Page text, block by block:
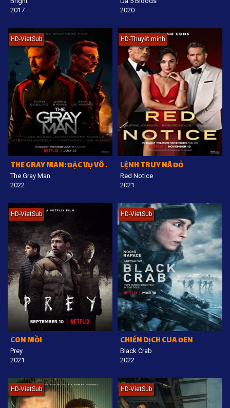
2017
2020
HD-VietSub
THE GRAY MAN: ĐẶC VỤ VÔ HÌNH
The Gray Man
2022
HD-Thuyết minh
LỆNH TRUY NÃ ĐỎ
Red Notice
2021
HD-VietSub
CON MỒI
Prey
2021
HD-VietSub
CHIẾN DỊCH CUA ĐEN
Black Crab
2022
HD-VietSub HD-VietSub